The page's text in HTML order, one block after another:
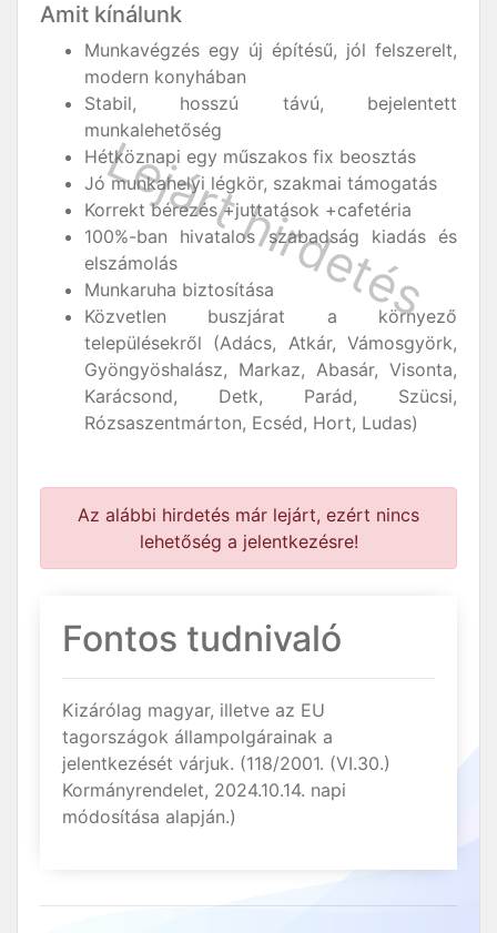
Amit kínálunk
Munkavégzés egy új építésű, jól felszerelt,
modern konyhában
Stabil, hosszú távú, bejelentett
munkalehetőség
Hétköznapi egy műszakos fix beosztás
Jó munkahelyi légkör, szakmai támogatás
Korrekt bérezés +juttatások +cafetéria
100%-ban hivatalos szabadság kiadás és
elszámolás
Munkaruha biztosítása
Közvetlen buszjárat a környező
településekről (Adács, Atkár, Vámosgyörk,
Gyöngyöshalász, Markaz, Abasár, Visonta,
Karácsond, Detk, Parád, Szücsi,
Rózsaszentmárton, Ecséd, Hort, Ludas)
Az alábbi hirdetés már lejárt, ezért nincs
lehetőség a jelentkezésre!
Fontos tudnivaló
Kizárólag magyar, illetve az EU
tagországok állampolgárainak a
jelentkezését várjuk. (118/2001. (VI.30.)
Kormányrendelet, 2024.10.14. napi
módosítása alapján.)